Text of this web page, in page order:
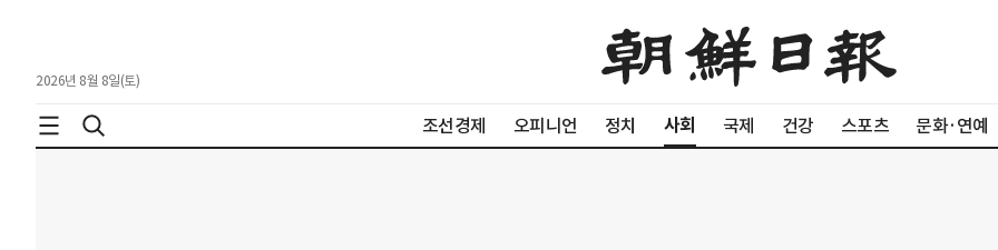
2026년 8월 8일(토)
조선경제 오피니언 정치 사회 국제 건강 스포츠 문화·연예